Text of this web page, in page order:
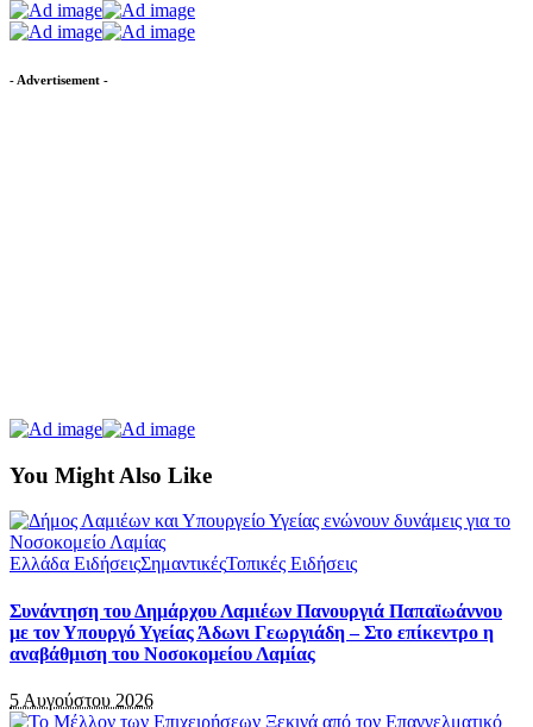
- Advertisement -
You Might Also Like
Ελλάδα ΕιδήσειςΣημαντικέςΤοπικές Ειδήσεις
Συνάντηση του Δημάρχου Λαμιέων Πανουργιά Παπαϊωάννου
με τον Υπουργό Υγείας Άδωνι Γεωργιάδη – Στο επίκεντρο η
αναβάθμιση του Νοσοκομείου Λαμίας
5 Αυγούστου 2026